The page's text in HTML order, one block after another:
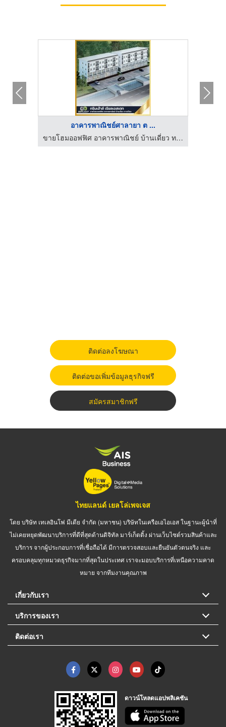
อาคารพาณิชย์ศาลายา ต ...
ขายโฮมออฟฟิศ อาคารพาณิชย์ บ้านเดี่ยว ทาวน์โฮม - กรีนเฮ้าส์ นครปฐม
ติดต่อลงโฆษณา
ติดต่อขอเพิ่มข้อมูลธุรกิจฟรี
สมัครสมาชิกฟรี
ไทยแลนด์ เยลโล่เพจเจส
โดย บริษัท เทเลอินโฟ มีเดีย จำกัด (มหาชน) บริษัทในเครือเอไอเอส ในฐานะผู้นำที่
ไม่เคยหยุดพัฒนาบริการที่ดีที่สุดด้านดิจิทัล มาร์เก็ตติ้ง ผ่านเว็บไซต์รวมสินค้าและ
บริการ จากผู้ประกอบการที่เชื่อถือได้ มีการตรวจสอบและยืนยันตัวตนจริง และ
ครอบคลุมทุกหมวดธุรกิจมากที่สุดในประเทศ เราจะมอบบริการที่เหนือความคาด
หมาย จากทีมงานคุณภาพ
เกี่ยวกับเรา
บริการของเรา
ติดต่อเรา
ดาวน์โหลดแอปพลิเคชัน